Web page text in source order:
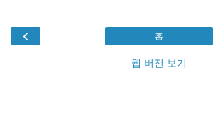
‹ 홈
웹 버전 보기